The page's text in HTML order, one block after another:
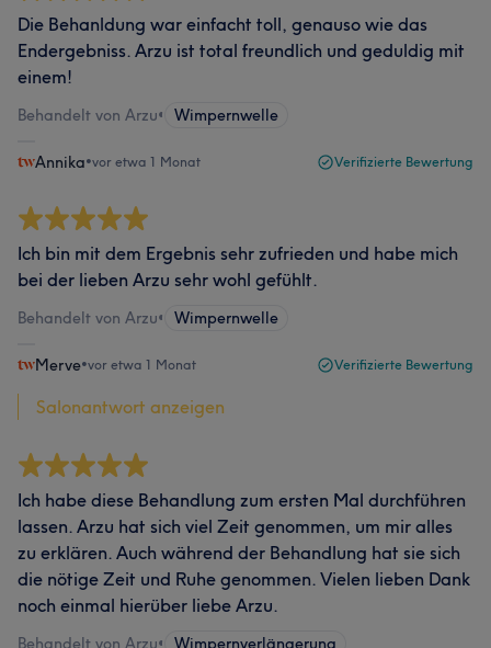
Die Behanldung war einfacht toll, genauso wie das
Endergebniss. Arzu ist total freundlich und geduldig mit
einem!
Behandelt von Arzu• Wimpernwelle
Annika•vor etwa 1 Monat Verifizierte Bewertung
Ich bin mit dem Ergebnis sehr zufrieden und habe mich
bei der lieben Arzu sehr wohl gefühlt.
Behandelt von Arzu• Wimpernwelle
Merve•vor etwa 1 Monat Verifizierte Bewertung
Salonantwort anzeigen
Ich habe diese Behandlung zum ersten Mal durchführen
lassen. Arzu hat sich viel Zeit genommen, um mir alles
zu erklären. Auch während der Behandlung hat sie sich
die nötige Zeit und Ruhe genommen. Vielen lieben Dank
noch einmal hierüber liebe Arzu.
Behandelt von Arzu• Wimpernverlängerung